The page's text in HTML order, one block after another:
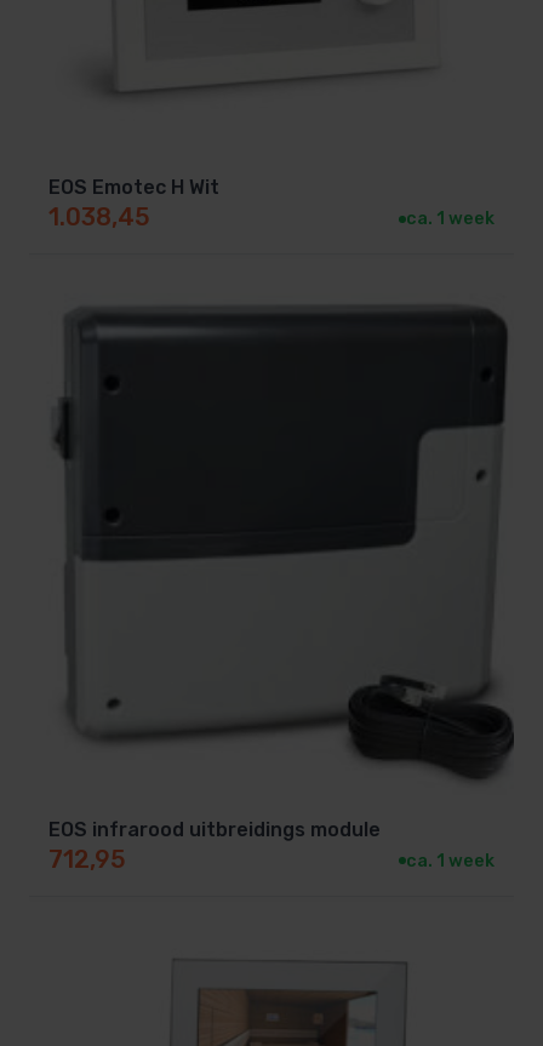
EOS Emotec H Wit
1.038,45 ca. 1 week
EOS infrarood uitbreidings module
712,95 ca. 1 week